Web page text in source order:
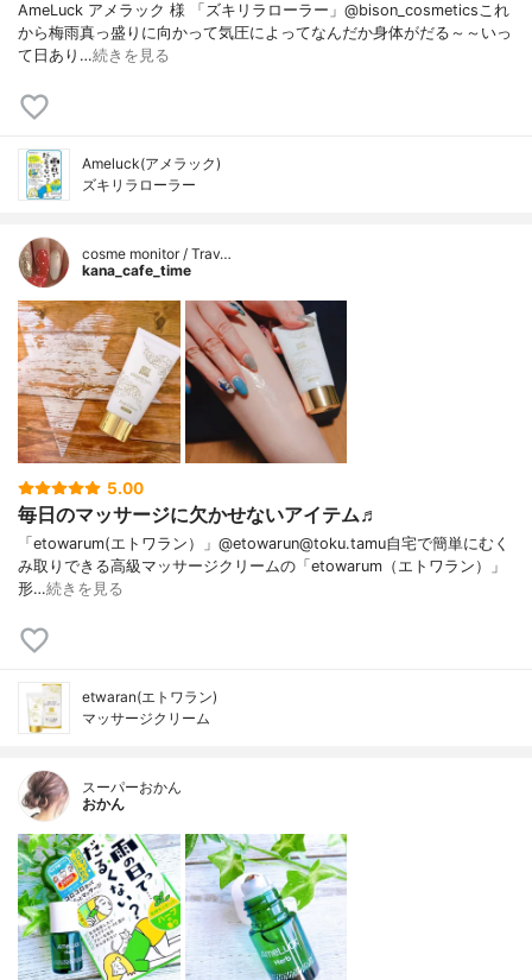
AmeLuck アメラック 様 「ズキリラローラー」@bison_cosmeticsこれ
から梅雨真っ盛りに向かって気圧によってなんだか身体がだる～～いっ
て日あり…続きを見る
Ameluck(アメラック)
ズキリラローラー
cosme monitor / Trav…
kana_cafe_time
5.00
毎日のマッサージに欠かせないアイテム♬
「etowarum(エトワラン）」@etowarun@toku.tamu自宅で簡単にむく
み取りできる高級マッサージクリームの「etowarum（エトワラン）」
形…続きを見る
etwaran(エトワラン)
マッサージクリーム
スーパーおかん
おかん